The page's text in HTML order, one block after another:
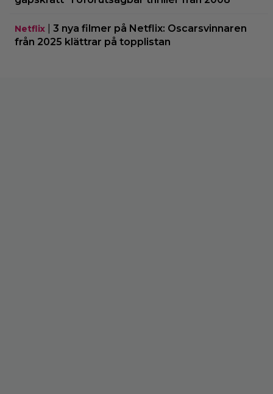
Netflix
3 nya filmer på Netflix: Oscarsvinnaren
från 2025 klättrar på topplistan